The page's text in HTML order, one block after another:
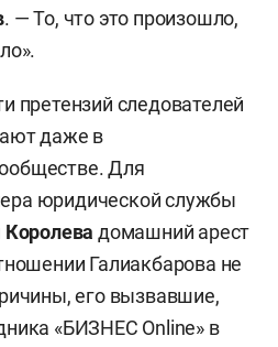
. — То, что это произошло,
претензий следователей
даже в
Для
юридической службы
Королева домашний арест
Галиакбарова не
его вызвавшие,
«БИЗНЕС Online» в